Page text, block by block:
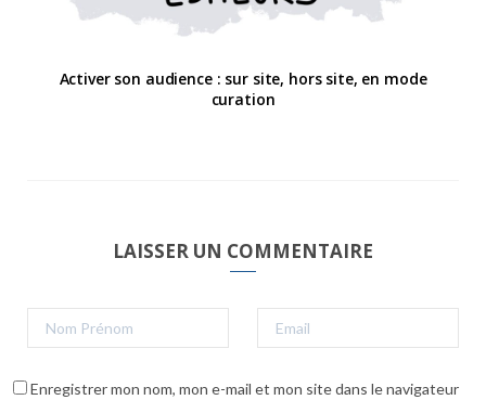
Activer son audience : sur site, hors site, en mode
curation
LAISSER UN COMMENTAIRE
Enregistrer mon nom, mon e-mail et mon site dans le navigateur